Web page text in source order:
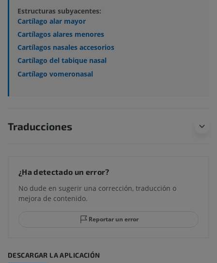
Estructuras subyacentes:
Cartílago alar mayor
Cartílagos alares menores
Cartílagos nasales accesorios
Cartílago del tabique nasal
Cartílago vomeronasal
Traducciones
¿Ha detectado un error?
No dude en sugerir una corrección, traducción o
mejora de contenido.
Reportar un error
DESCARGAR LA APLICACIÓN